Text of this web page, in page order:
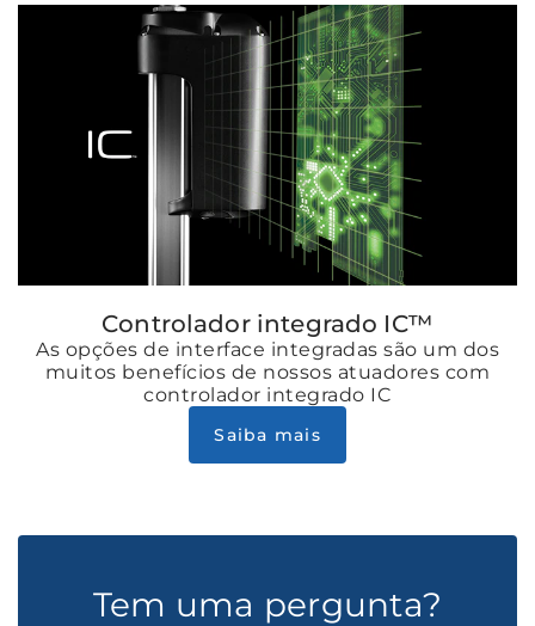
Controlador integrado IC™
As opções de interface integradas são um dos
muitos benefícios de nossos atuadores com
controlador integrado IC
Saiba mais
Tem uma pergunta?